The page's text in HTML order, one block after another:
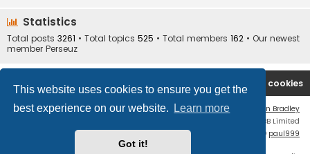
This website uses cookies to ensure you get the
best experience on our website.
Learn more
Got it!
Statistics
Total posts 3261 • Total topics 525 • Total members 162 • Our newest
member Perseuz
Board index Delete cookies
Flat Style by
Ian Bradley
® Forum Software © phpBB Limited
phpBB Two Factor Authentication © paul999